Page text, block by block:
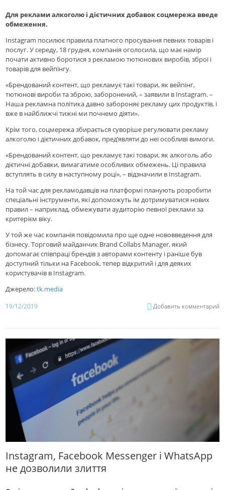
Для реклами алкоголю і дієтичних добавок соцмережа введе
обмеження.
Instagram посилює правила платного просування певних товарів і
послуг. У середу, 18 грудня, компанія оголосила, що має намір
почати активно боротися з рекламою тютюнових виробів, зброї і
товарів для вейпінгу.
«Брендований контент, що рекламує такі товари, як вейпінг,
тютюнові вироби та зброю, заборонений, – заявили в Instagram. –
Наша рекламна політика давно забороняє рекламу цих продуктів, і
вже в найближчі тижні ми почнемо діяти».
Крім того, соцмережа збирається суворіше регулювати рекламу
алкоголю і дієтичних добавок, пред’являти до неї особливі вимоги.
«Брендований контент, що рекламує такі товари, як алкоголь або
дієтичні добавки, вимагатиме особливих обмежень. Ці правила
вступлять в силу в наступному році», – відзначили в Instagram.
На той час для рекламодавців на платформі планують розробити
спеціальні інструменти, які допоможуть їм дотримуватися нових
правил – наприклад, обмежувати аудиторію певної реклами за
критерієм віку.
У той же час компанія повідомила про ще одне нововведення для
бізнесу. Торговий майданчик Brand Collabs Manager, який
допомагає співпраці брендів з авторами контенту і раніше був
доступний тільки на Facebook, тепер відкритий і для деяких
користувачів в Instagram.
Джерело:tk.media
19/12/2019 Добавить комментарий
Instagram, Facebook Messenger і WhatsApp
не дозволили злиття